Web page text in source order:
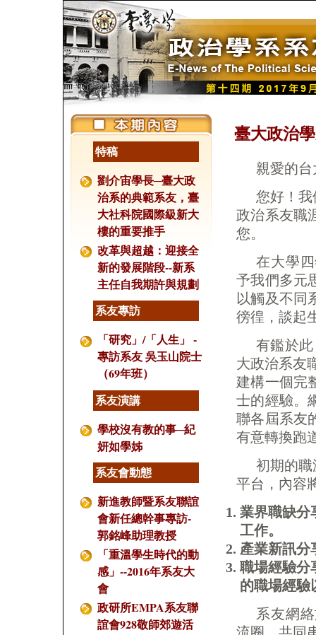
特稿
劉介宙學長─臺大政
治系的典範系友，臺
大社科院國際級新大
樓的重要推手
改革與超越：迎接全
新的發展階段--新系
主任自我期許與規劃
系友專訪
「研究」/「人生」 -
專訪系友 吳玉山院士
（69年班）
系友演講
學校沒有教的事─紀
妍如學姊
系友會動態
新進教師暨系友聯誼
會新任總幹事專訪-
郭銘峰助理教授
「重溫學生時代的動
感」--2016年系友大
會
政研所EMPA系友聯
誼會928敬師郊遊活
臺大政治
親愛的
您好！我
政治系友職
您。
在大學
予我們多元
以觸及不同
徬徨，談起
有鑑於
大政治系友
建構一個完
士的經驗。
聯各屆系友
有意轉換跑
初期的職
平台，內容
業界職缺分
工作。
產業新訊分
職場經驗分
的職場經驗
系友網